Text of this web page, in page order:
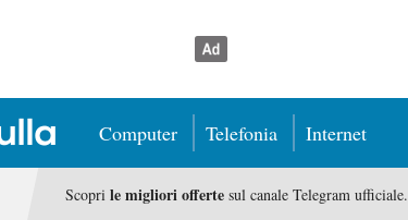
Computer Telefonia Internet
Scopri le migliori offertesul canale Telegram ufficiale.